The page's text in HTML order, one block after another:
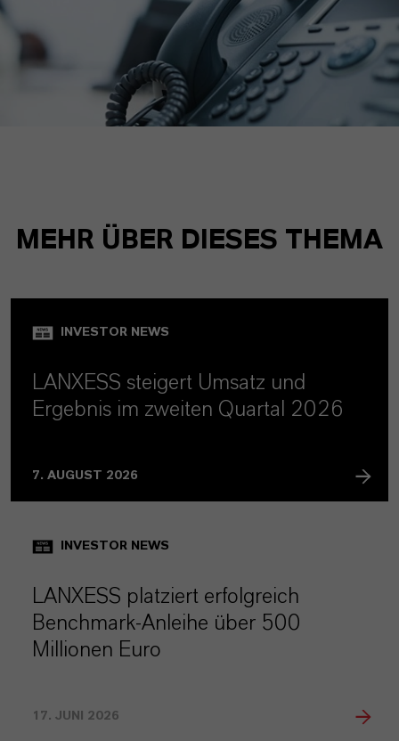
MEHR ÜBER DIESES THEMA
INVESTOR NEWS
LANXESS steigert Umsatz und
Ergebnis im zweiten Quartal 2026
7. AUGUST 2026
INVESTOR NEWS
LANXESS platziert erfolgreich
Benchmark-Anleihe über 500
Millionen Euro
17. JUNI 2026